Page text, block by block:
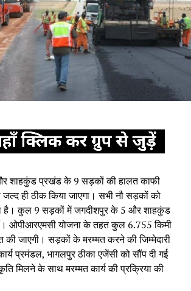
शाहकुंड प्रखंड के 9 सड़कों की हालत काफी
ही ठीक किया जाएगा। सभी नौ सड़कों को
है। कुल 9 सड़कों में जगदीशपुर के 5 और शाहकुंड
ओपीआरएमसी योजना के तहत कुल 6.755 किमी
जाएगी। सड़कों के मरम्मत करने की जिम्मेदारी
कार्य प्रमंडल, भागलपुर ठीका एजेंसी को सौंप दी गई
मिलने के साथ मरम्मत कार्य की प्रक्रिया की